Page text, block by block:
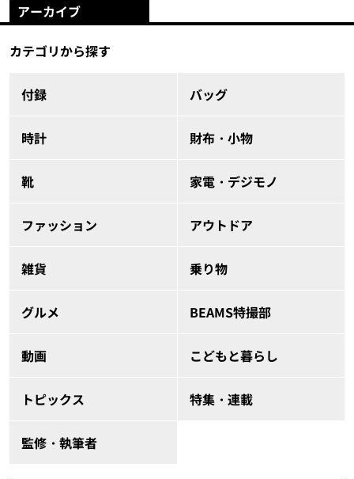
アーカイブ
カテゴリから探す
付録 バッグ
時計 財布・小物
靴 家電・デジモノ
ファッション アウトドア
雑貨 乗り物
グルメ BEAMS特撮部
動画 こどもと暮らし
トピックス 特集・連載
監修・執筆者